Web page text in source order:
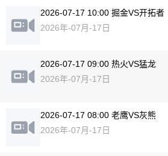
2026-07-17 10:00 掘金VS开拓者
2026年-07月-17日
2026-07-17 09:00 热火VS猛龙
2026年-07月-17日
2026-07-17 08:00 老鹰VS灰熊
2026年-07月-17日